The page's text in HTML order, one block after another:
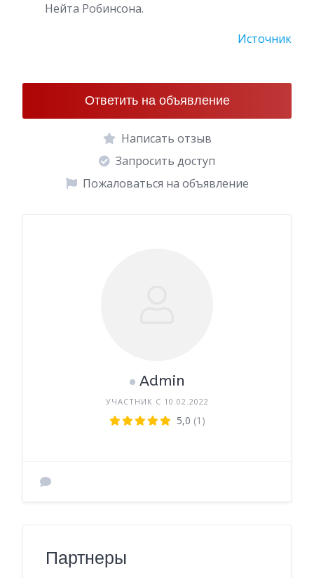
Нейта Робинсона.
Источник
Ответить на объявление
Написать отзыв
Запросить доступ
Пожаловаться на объявление
Admin
УЧАСТНИК С 10.02.2022
5,0 (1)
Партнеры